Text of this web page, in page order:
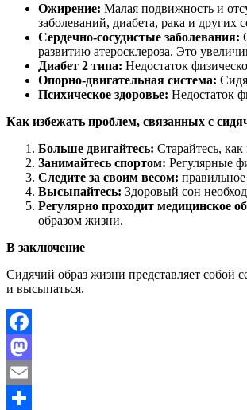
Ожирение: Малая подвижность и
заболеваний, диабета, рака и других
Сердечно-сосудистые заболевания:
развитию атеросклероза. Это
Диабет 2 типа: Недостаток
Опорно-двигательная система:
Психическое здоровье: Недостаток
Как избежать проблем, связанных с
Больше двигайтесь: Старайтесь,
Занимайтесь спортом: Регулярные
Следите за своим весом:
Высыпайтесь: Здоровый сон
Регулярно проходит медицинское
образом жизни.
В заключение
Сидячий образ жизни представляет собой
и высыпаться.
Facebook
Mastodon
Email